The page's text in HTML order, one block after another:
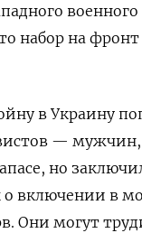
военного
набор на
в Украину
—
но
включении в
Они могут